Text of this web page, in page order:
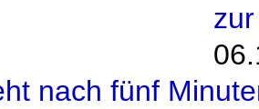
nach fünf